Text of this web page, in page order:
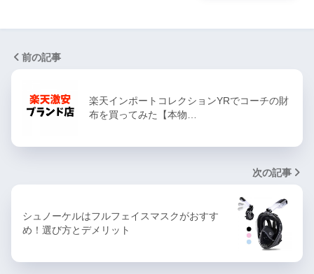
前の記事
楽天インポートコレクションYRでコーチの財
布を買ってみた【本物…
次の記事
シュノーケルはフルフェイスマスクがおすす
め！選び方とデメリット